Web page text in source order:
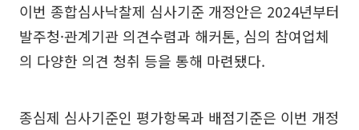
이번 종합심사낙찰제 심사기준 개정안은 2024년부터
발주청·관계기관 의견수렴과 해커톤, 심의 참여업체
의 다양한 의견 청취 등을 통해 마련됐다.
종심제 심사기준인 평가항목과 배점기준은 이번 개정